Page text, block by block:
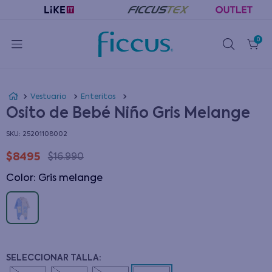
0
Vestuario Enteritos
Osito de Bebé Niño Gris Melange
: 25201108002
$8495 $16.990
Color: gris melange